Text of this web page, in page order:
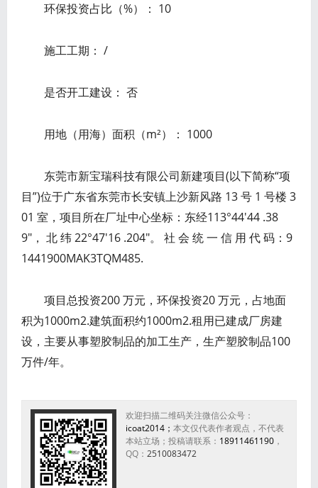
环保投资占比（%）： 10
施工工期： /
是否开工建设： 否
用地（用海）面积（m²）： 1000
东莞市新宝瑞科技有限公司新建项目(以下简称“项
目”)位于广东省东莞市长安镇上沙新风路 13 号 1 号楼 3
01 室，项目所在厂址中心坐标：东经113°44′44 .38
9″， 北 纬 22°47′16 .204″。 社 会 统 一 信 用 代 码：9
1441900MAK3TQM485.
项目总投资200 万元，环保投资20 万元，占地面
积为1000m2.建筑面积约1000m2.租用已建成厂房建
设，主要从事塑胶制品的加工生产，生产塑胶制品100
万件/年。
欢迎扫描二维码关注微信公众号：
icoat2014； 本文仅代表作者观点，不代表
本站立场；投稿请联系： 18911461190，
QQ： 2510083472